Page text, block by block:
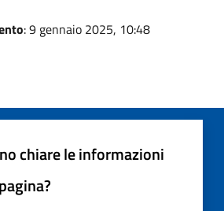
: 9 gennaio 2025, 10:48
chiare le informazioni